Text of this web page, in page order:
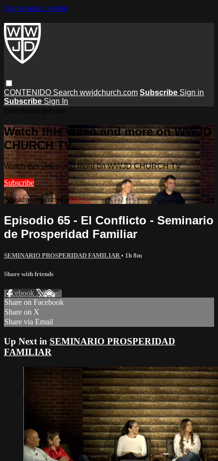
Skip to main content
CONTENIDO Search wwjdchurch.com Subscribe Sign in
Subscribe Sign In
Watch this video and more on WWJD
CHURCH TV
Watch this video and more on WWJD CHURCH TV
Subscribe
Already subscribed? Sign in
Episodio 65 - El Conflicto - Seminario
de Prosperidad Familiar
SEMINARIO PROSPERIDAD FAMILIAR • 1h 8m
Share with friends
Facebook XEmail
Share on Facebook
Share on X
Share via Email
Up Next in SEMINARIO PROSPERIDAD
FAMILIAR